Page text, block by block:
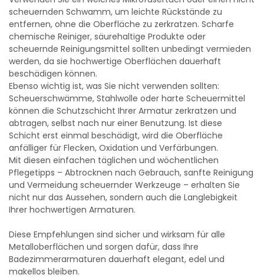
scheuernden Schwamm, um leichte Rückstände zu
entfernen, ohne die Oberfläche zu zerkratzen. Scharfe
chemische Reiniger, säurehaltige Produkte oder
scheuernde Reinigungsmittel sollten unbedingt vermieden
werden, da sie hochwertige Oberflächen dauerhaft
beschädigen können.
Ebenso wichtig ist, was Sie nicht verwenden sollten:
Scheuerschwämme, Stahlwolle oder harte Scheuermittel
können die Schutzschicht Ihrer Armatur zerkratzen und
abtragen, selbst nach nur einer Benutzung. Ist diese
Schicht erst einmal beschädigt, wird die Oberfläche
anfälliger für Flecken, Oxidation und Verfärbungen.
Mit diesen einfachen täglichen und wöchentlichen
Pflegetipps – Abtrocknen nach Gebrauch, sanfte Reinigung
und Vermeidung scheuernder Werkzeuge – erhalten Sie
nicht nur das Aussehen, sondern auch die Langlebigkeit
Ihrer hochwertigen Armaturen.
Diese Empfehlungen sind sicher und wirksam für alle
Metalloberflächen und sorgen dafür, dass Ihre
Badezimmerarmaturen dauerhaft elegant, edel und
makellos bleiben.